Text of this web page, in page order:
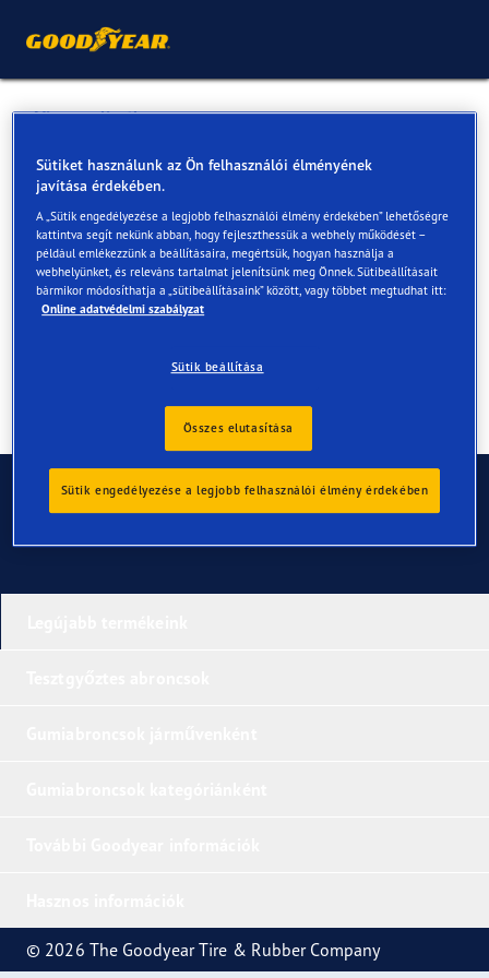
Vissza a listához
QUANTUM KFT.
Online és az üzletekben elérhető szolgáltatások
Elérhetőségek Szolgáltatások
Kapcsolat
© 2026 The Goodyear Tire & Rubber Company
Sütiket használunk az Ön felhasználói élményének
javítása érdekében.
A „Sütik engedélyezése a legjobb felhasználói élmény érdekében” lehetőségre
kattintva segít nekünk abban, hogy fejleszthessük a webhely működését –
például emlékezzünk a beállításaira, megértsük, hogyan használja a
webhelyünket, és releváns tartalmat jelenítsünk meg Önnek. Sütibeállításait
bármikor módosíthatja a „sütibeállításaink” között, vagy többet megtudhat itt:
Online adatvédelmi szabályzat
Sütik beállítása
Összes elutasítása
Sütik engedélyezése a legjobb felhasználói élmény érdekében